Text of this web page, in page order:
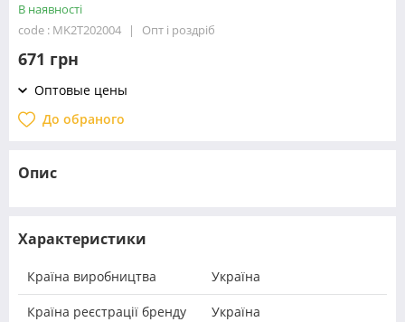
В наявності
code : MK2T202004
Опт і роздріб
671 грн
Оптовые цены
До обраного
Опис
Характеристики
Країна виробництва Україна
Країна реєстрації бренду Україна